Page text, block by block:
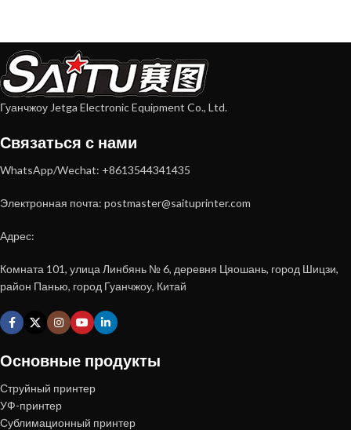
Гуанчжоу Jetga Electronic Equipment Co., Ltd.
Связаться с нами
WhatsApp/Wechat: +8613544341435
Электронная почта: postmaster@saituprinter.com
Адрес:
Комната 101, улица Линбянь № 6, деревня Цяошань, город Шицзи,
район Панью, город Гуанчжоу, Китай
Основные продукты
Струйный принтер
УФ-принтер
Сублимационный принтер